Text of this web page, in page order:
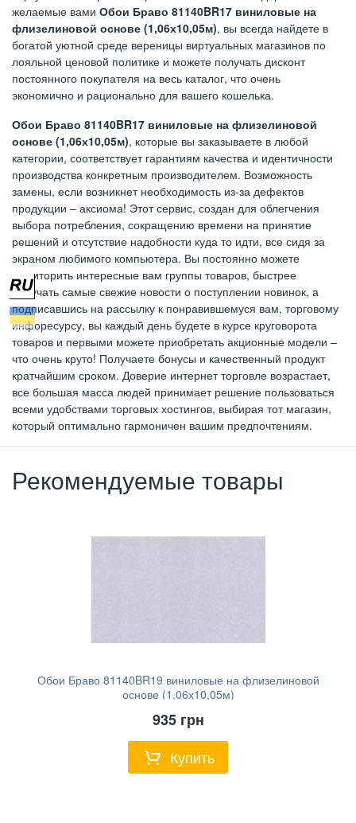
желаемые вами Обои Браво 81140BR17 виниловые на
флизелиновой основе (1,06х10,05м), вы всегда найдете в
богатой уютной среде вереницы виртуальных магазинов по
лояльной ценовой политике и можете получать дисконт
постоянного покупателя на весь каталог, что очень
экономично и рационально для вашего кошелька.
Обои Браво 81140BR17 виниловые на флизелиновой
основе (1,06х10,05м), которые вы заказываете в любой
категории, соответствует гарантиям качества и идентичности
производства конкретным производителем. Возможность
замены, если возникнет необходимость из-за дефектов
продукции – аксиома! Этот сервис, создан для облегчения
выбора потребления, сокращению времени на принятие
решений и отсутствие надобности куда то идти, все сидя за
экраном любимого компьютера. Вы постоянно можете
мониторить интересные вам группы товаров, быстрее
получать самые свежие новости о поступлении новинок, а
подписавшись на рассылку к понравившемуся вам, торговому
инфоресурсу, вы каждый день будете в курсе круговорота
товаров и первыми можете приобретать акционные модели –
что очень круто! Получаете бонусы и качественный продукт
кратчайшим сроком. Доверие интернет торговле возрастает,
все большая масса людей принимает решение пользоваться
всеми удобствами торговых хостингов, выбирая тот магазин,
который оптимально гармоничен вашим предпочтениям.
Рекомендуемые товары
Обои Браво 81140BR19 виниловые на флизелиновой
основе (1,06х10,05м)
935грн
Купить